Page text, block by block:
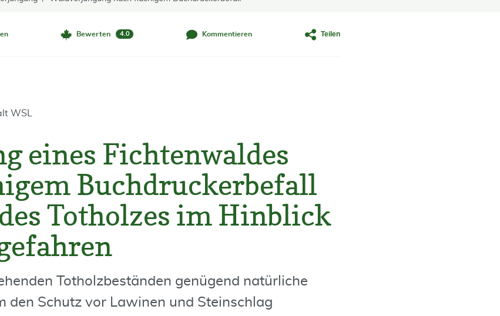
Bewerten 4.0 Kommentieren Teilen
WSL
eines Fichtenwaldes
Buchdruckerbefall
Totholzes im Hinblick
Totholzbeständen genügend natürliche
den Schutz vor Lawinen und Steinschlag